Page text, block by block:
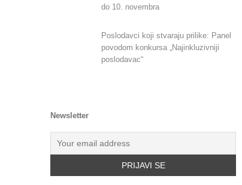
do 10. novembra
Poslodavci koji stvaraju prilike: Panel
povodom konkursa „Najinkluzivniji
poslodavac“
Newsletter